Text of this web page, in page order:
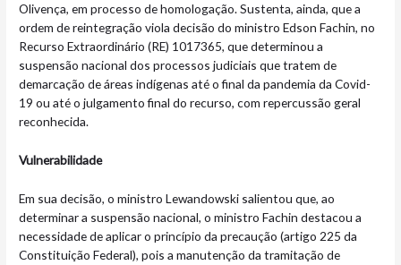
Olivença, em processo de homologação. Sustenta, ainda, que a
ordem de reintegração viola decisão do ministro Edson Fachin, no
Recurso Extraordinário (RE) 1017365, que determinou a
suspensão nacional dos processos judiciais que tratem de
demarcação de áreas indígenas até o final da pandemia da Covid-
19 ou até o julgamento final do recurso, com repercussão geral
reconhecida.
Vulnerabilidade
Em sua decisão, o ministro Lewandowski salientou que, ao
determinar a suspensão nacional, o ministro Fachin destacou a
necessidade de aplicar o princípio da precaução (artigo 225 da
Constituição Federal), pois a manutenção da tramitação de